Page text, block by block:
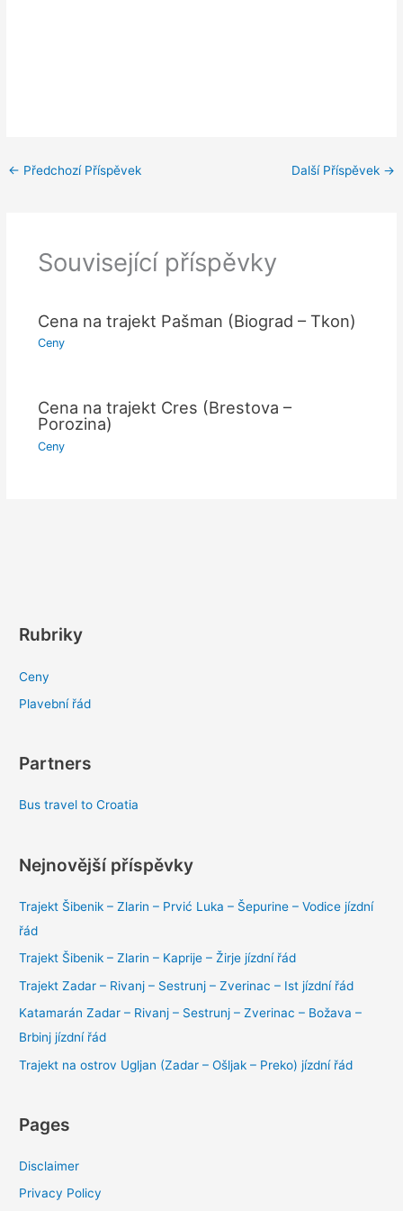
← Předchozí Příspěvek Další Příspěvek →
Související příspěvky
Cena na trajekt Pašman (Biograd – Tkon)
Ceny
Cena na trajekt Cres (Brestova –
Porozina)
Ceny
Rubriky
Ceny
Plavební řád
Partners
Bus travel to Croatia
Nejnovější příspěvky
Trajekt Šibenik – Zlarin – Prvić Luka – Šepurine – Vodice jízdní
řád
Trajekt Šibenik – Zlarin – Kaprije – Žirje jízdní řád
Trajekt Zadar – Rivanj – Sestrunj – Zverinac – Ist jízdní řád
Katamarán Zadar – Rivanj – Sestrunj – Zverinac – Božava –
Brbinj jízdní řád
Trajekt na ostrov Ugljan (Zadar – Ošljak – Preko) jízdní řád
Pages
Disclaimer
Privacy Policy